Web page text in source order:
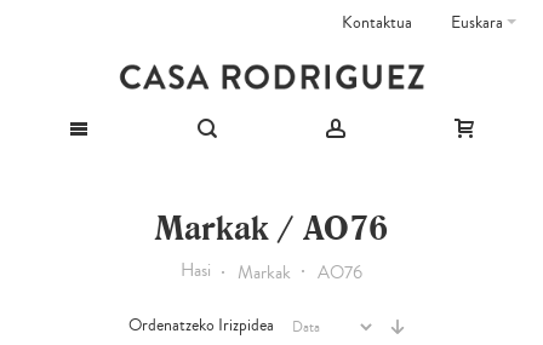
Euskara
Kontaktua
Markak / AO76
Hasi Markak AO76
Ordenatzeko Irizpidea